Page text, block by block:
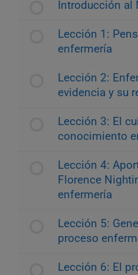
Introducción al
Lección 1:
enfermería
Lección 2:
evidencia y su
Lección 3: El
conocimiento
Lección 4:
Florence
enfermería
Lección 5:
proceso
Lección 6: El